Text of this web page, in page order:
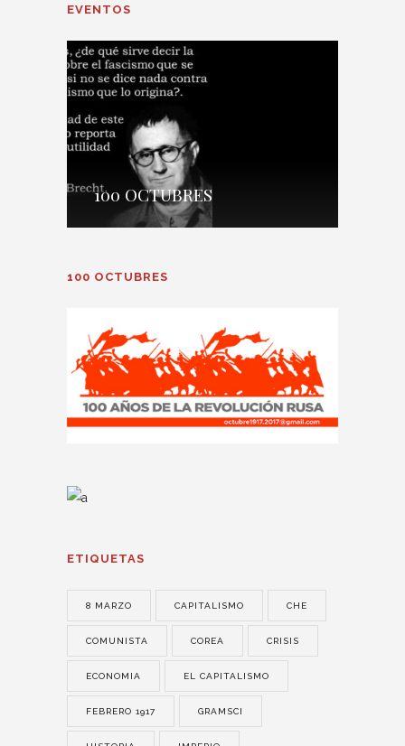
EVENTOS
100 OCTUBRES
100 OCTUBRES
ETIQUETAS
8 MARZO CAPITALISMO CHE
COMUNISTA COREA CRISIS
ECONOMIA EL CAPITALISMO
FEBRERO 1917 GRAMSCI